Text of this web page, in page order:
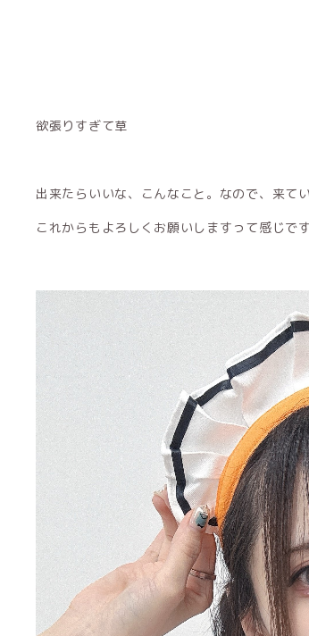
欲張りすぎて草
出来たらいいな、こんなこと。なので、来て
これからもよろしくお願いしますって感じです